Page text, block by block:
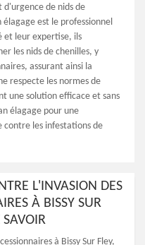
de nids de
est le professionnel
et leur expertise, ils
les nids de chenilles, y
assurant ainsi la
respecte les normes de
une solution efficace et sans
élagage pour une
les infestations de
L'INVASION DES
À BISSY SUR
SAVOIR
à Bissy Sur Fley,